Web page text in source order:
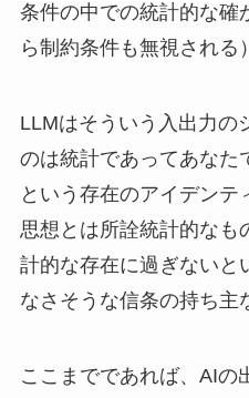
条件の中での統計的な確
ら制約条件も無視される
LLMはそういう入出力の
のは統計であってあなた
という存在のアイデン
思想とは所詮統計的なも
計的な存在に過ぎないと
なさそうな信条の持ち主
ここまでであれば、AIの